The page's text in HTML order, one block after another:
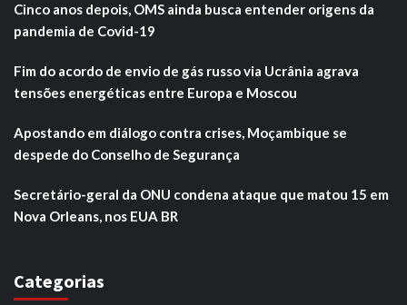
Cinco anos depois, OMS ainda busca entender origens da
pandemia de Covid-19
Fim do acordo de envio de gás russo via Ucrânia agrava
tensões energéticas entre Europa e Moscou
Apostando em diálogo contra crises, Moçambique se
despede do Conselho de Segurança
Secretário-geral da ONU condena ataque que matou 15 em
Nova Orleans, nos EUA BR
Categorias